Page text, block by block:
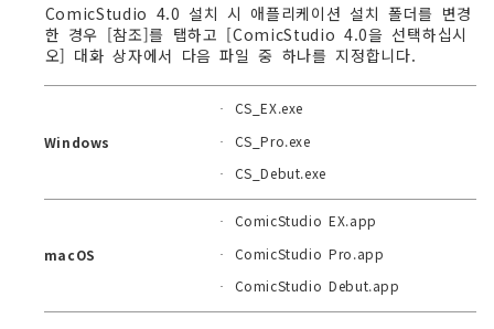
ComicStudio 4.0 설치 시 애플리케이션 설치 폴더를 변경
한 경우 [참조]를 탭하고 [ComicStudio 4.0을 선택하십시
오] 대화 상자에서 다음 파일 중 하나를 지정합니다.
Windows
· CS_EX.exe
· CS_Pro.exe
· CS_Debut.exe
macOS
· ComicStudio EX.app
· ComicStudio Pro.app
· ComicStudio Debut.app